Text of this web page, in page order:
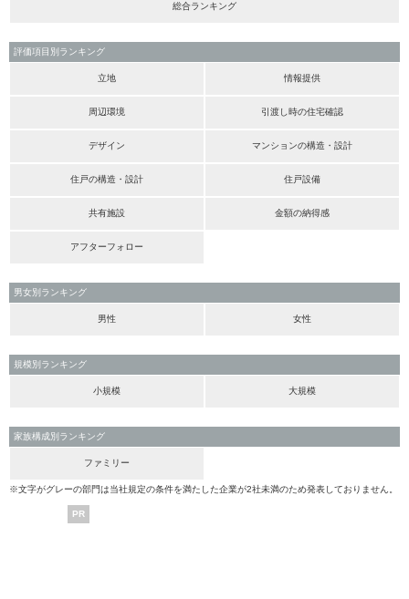
総合ランキング
評価項目別ランキング
立地 情報提供
周辺環境 引渡し時の住宅確認
デザイン マンションの構造・設計
住戸の構造・設計 住戸設備
共有施設 金額の納得感
アフターフォロー
男女別ランキング
男性 女性
規模別ランキング
小規模 大規模
家族構成別ランキング
ファミリー
※文字がグレーの部門は当社規定の条件を満たした企業が2社未満のため発表しておりません。
PR